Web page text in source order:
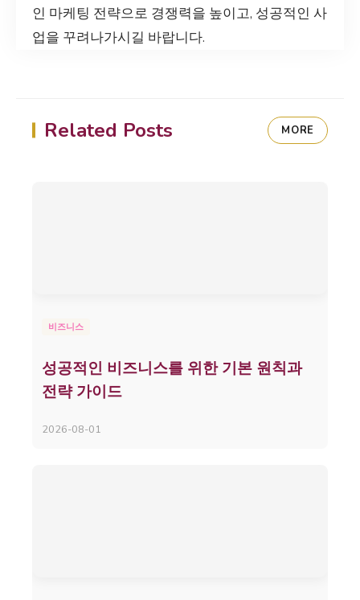
인 마케팅 전략으로 경쟁력을 높이고, 성공적인 사
업을 꾸려나가시길 바랍니다.
Related Posts MORE
비즈니스
성공적인 비즈니스를 위한 기본 원칙과
전략 가이드
2026-08-01